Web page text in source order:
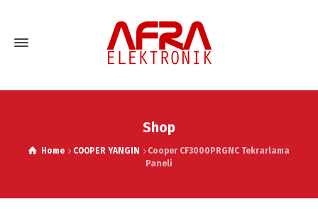
Shop
Home COOPER YANGIN
Cooper CF3000PRGNC Tekrarlama
Paneli